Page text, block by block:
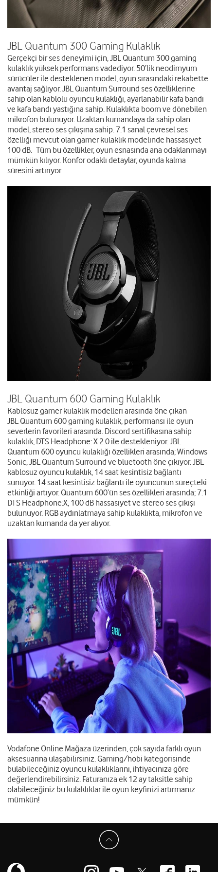
JBL Quantum 300 Gaming Kulaklık
Gerçekçi bir ses deneyimi için, JBL Quantum 300 gaming
kulaklık yüksek performans vadediyor. 50’lik neodimyum
sürücüler ile desteklenen model, oyun sırasındaki rekabette
avantaj sağlıyor. JBL Quantum Surround ses özelliklerine
sahip olan kablolu oyuncu kulaklığı, ayarlanabilir kafa bandı
ve kafa bandı yastığına sahip. Kulaklıkta boom ve dönebilen
mikrofon bulunuyor. Uzaktan kumandaya da sahip olan
model, stereo ses çıkışına sahip. 7.1 sanal çevresel ses
özelliği mevcut olan gamer kulaklık modelinde hassasiyet
100 dB. Tüm bu özellikler, oyun esnasında ana odaklanmayı
mümkün kılıyor. Konfor odaklı detaylar, oyunda kalma
süresini artırıyor.
JBL Quantum 600 Gaming Kulaklık
Kablosuz gamer kulaklık modelleri arasında öne çıkan
JBL Quantum 600 gaming kulaklık, performansı ile oyun
severlerin favorileri arasında. Discord sertifikasına sahip
kulaklık, DTS Headphone: X 2.0 ile destekleniyor. JBL
Quantum 600 oyuncu kulaklığı özellikleri arasında; Windows
Sonic, JBL Quantum Surround ve bluetooth öne çıkıyor. JBL
kablosuz oyuncu kulaklık, 14 saat kesintisiz bağlantı
sunuyor. 14 saat kesintisiz bağlantı ile oyuncunun süreçteki
etkinliği artıyor. Quantum 600’ün ses özellikleri arasında; 7.1
DTS Headphone:X, 100 dB hassasiyet ve stereo ses çıkışı
bulunuyor. RGB aydınlatmaya sahip kulaklıkta, mikrofon ve
uzaktan kumanda da yer alıyor.
Vodafone Online Mağaza üzerinden, çok sayıda farklı oyun
aksesuarına ulaşabilirsiniz. Gaming/hobi kategorisinde
bulabileceğiniz oyuncu kulaklıklarını, ihtiyacınıza göre
değerlendirebilirsiniz. Faturanıza ek 12 ay taksitle sahip
olabileceğiniz bu kulaklıklar ile oyun keyfinizi artırmanız
mümkün!